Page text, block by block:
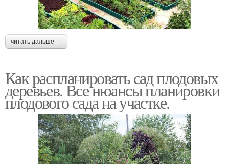
читать дальше →
Как распланировать сад плодовых
деревьев. Все нюансы планировки
плодового сада на участке.